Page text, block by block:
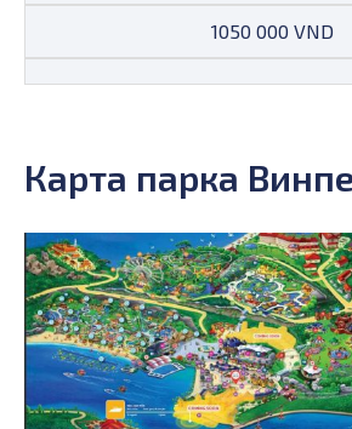
1050 000 VND
Карта парка